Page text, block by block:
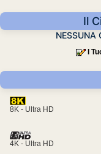
Il
NESSUNA
I
8K - Ultra HD
4K - Ultra HD